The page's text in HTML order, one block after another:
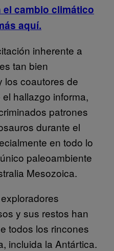
cambio climático
aquí.
inherente a
tan bien
los coautores de
hallazgo informa,
patrones
durante el
en todo lo
paleoambiente
Mesozoica.
y sus restos han
todos los rincones
incluida la Antártica.